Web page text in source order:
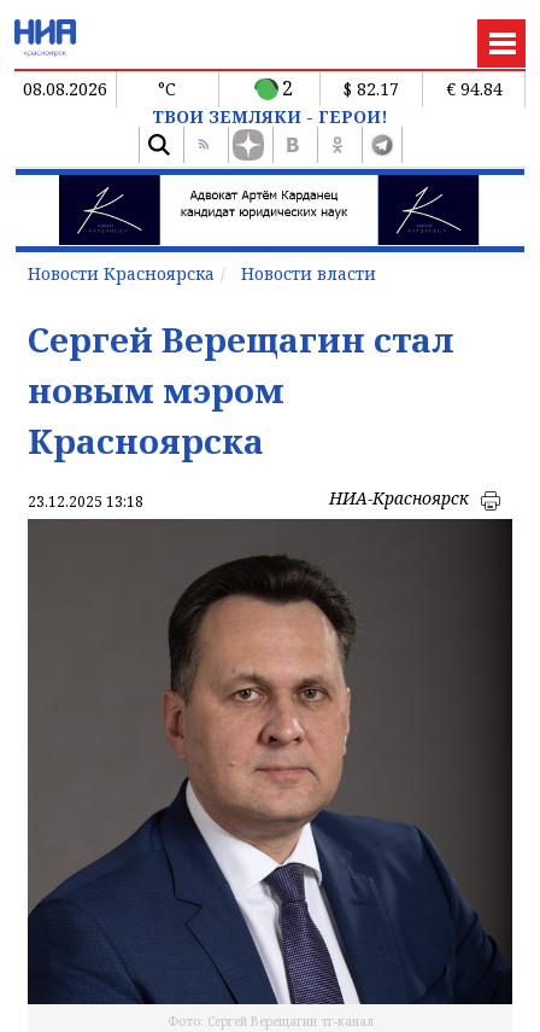
08.08.2026 °C 2 $ 82.17
€ 94.84
ТВОИ ЗЕМЛЯКИ - ГЕРОИ!
Новости Красноярска Новости власти
Сергей Верещагин стал
новым мэром
Красноярска
23.12.2025 13:18 НИА-Красноярск
Фото: Сергей Верещагин тг-канал